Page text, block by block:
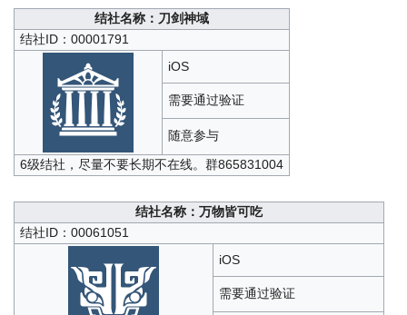
结社名称：刀剑神域
结社ID：00001791
iOS
需要通过验证
随意参与
6级结社，尽量不要长期不在线。群865831004
结社名称：万物皆可吃
结社ID：00061051
iOS
需要通过验证